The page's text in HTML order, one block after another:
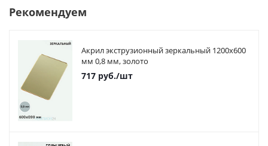
Рекомендуем
Акрил экструзионный зеркальный 1200х600
мм 0,8 мм, золото
717 руб./шт